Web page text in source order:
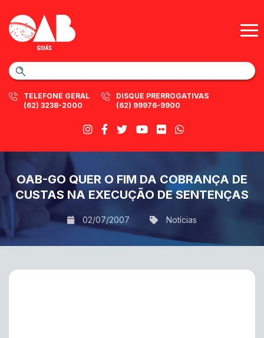
TELEFONE GERAL
(62) 3238-2000
DISQUE PRERROGATIVAS
(62) 99976-9900
OAB-GO QUER O FIM DA COBRANÇA DE
CUSTAS NA EXECUÇÃO DE SENTENÇAS
02/07/2007 Notícias